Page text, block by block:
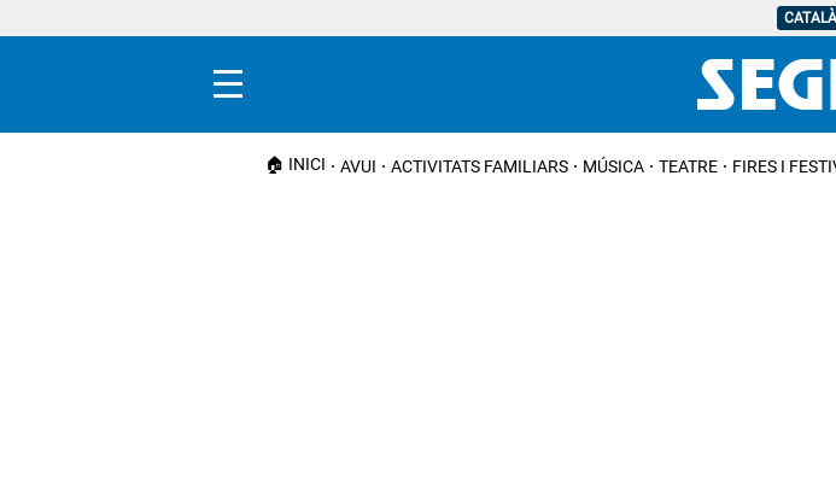
CATALÀ
Menú
🏠 INICI AVUI ACTIVITATS FAMILIARS MÚSICA TEATRE FIRES I